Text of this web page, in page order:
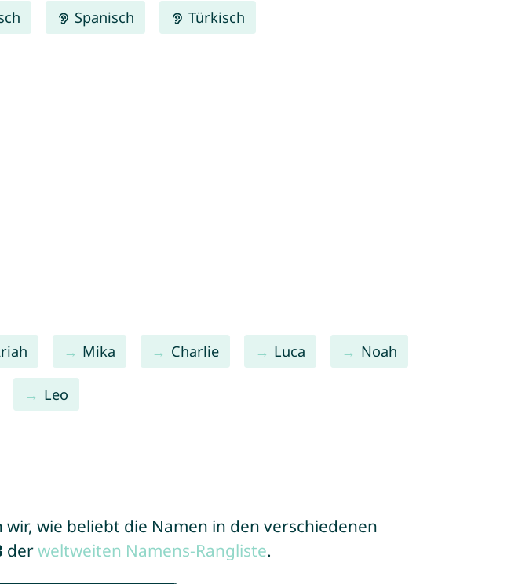
Spanisch Türkisch
Mika Charlie Luca Noah
Leo
wir, wie beliebt die Namen in den verschiedenen
derweltweiten Namens-Rangliste.